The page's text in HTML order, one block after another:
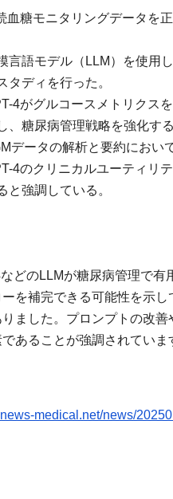
血糖モニタリングデータを
言語モデル（LLM）を使用
タディを行った。
4がグルコースメトリクス
、糖尿病管理戦略を強化す
データの解析と要約におい
4のクリニカルユーティリ
と強調している。
どのLLMが糖尿病管理で
を補完できる可能性を示
ました。プロンプトの改
あることが強調されていま
medical.net/news/